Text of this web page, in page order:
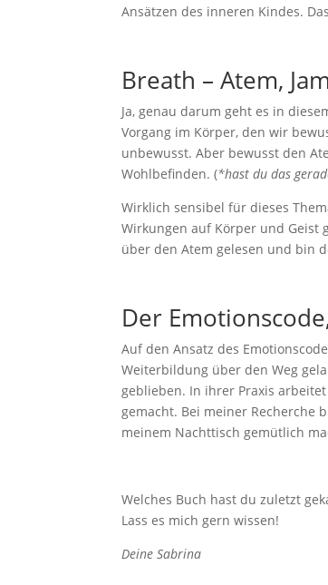
Ansätzen des inneren Kindes.
Breath – Atem,
Ja, genau darum geht es in
Vorgang im Körper, den wir
unbewusst. Aber bewusst den
Wohlbefinden. (*hast du das
Wirklich sensibel für dieses
Wirkungen auf Körper und Geist
über den Atem gelesen und bin
Der
Auf den Ansatz des
Weiterbildung über den Weg
geblieben. In ihrer Praxis
gemacht. Bei meiner Recherche
meinem Nachttisch gemütlich
Welches Buch hast du zuletzt
Lass es mich gern wissen!
Deine Sabrina